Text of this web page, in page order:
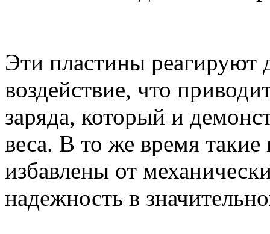
Эти пластины реагируют
воздействие, что
заряда, который и
веса. В то же время
избавлены от
надежность в